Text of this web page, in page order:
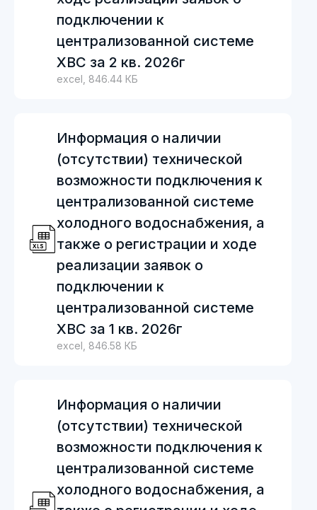
подключении к
централизованной системе
ХВС за 2 кв. 2026г
excel, 846.44 КБ
Информация о наличии
(отсутствии) технической
возможности подключения к
централизованной системе
холодного водоснабжения, а
также о регистрации и ходе
реализации заявок о
подключении к
централизованной системе
ХВС за 1 кв. 2026г
excel, 846.58 КБ
Информация о наличии
(отсутствии) технической
возможности подключения к
централизованной системе
холодного водоснабжения, а